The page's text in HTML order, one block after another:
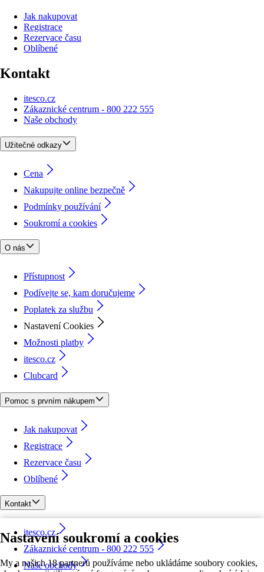
Nastavení soukromí a cookies
My a našich 18 partnerů používáme nebo ukládáme soubory cookies,
Jak nakupovat
Registrace
Rezervace času
Oblíbené
Kontakt
itesco.cz
Zákaznické centrum - 800 222 555
Naše obchody
Užitečné odkazy
Cena
Nakupujte online bezpečně
Podmínky používání
Soukromí a cookies
O nás
Přístupnost
Podívejte se, kam doručujeme
Poplatek za službu
Nastavení Cookies
Možnosti platby
itesco.cz
Clubcard
Pomoc s prvním nákupem
Jak nakupovat
Registrace
Rezervace času
Oblíbené
Kontakt
itesco.cz
Zákaznické centrum - 800 222 555
Naše obchody